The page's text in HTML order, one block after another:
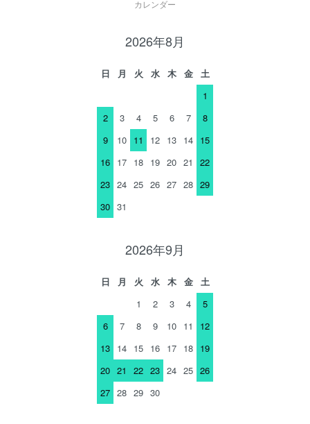
カレンダー
2026年8月
日 月 火 水 木 金
土
1
2
3 4 5 6 7
8
9
10 11 12 13 14 15
16 17 18 19 20 21
22
23 24 25 26 27 28 29
30 31
2026年9月
日 月 火 水 木 金
土
1
2 3 4
5
6
7 8 9 10 11
12
13 14 15 16 17 18 19
20 21 22 23 24 25 26
27 28 29 30